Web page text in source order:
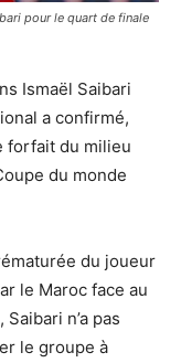
pour le quart de finale
Ismaël Saibari
a confirmé,
forfait du milieu
du monde
du joueur
le Maroc face au
n’a pas
le groupe à